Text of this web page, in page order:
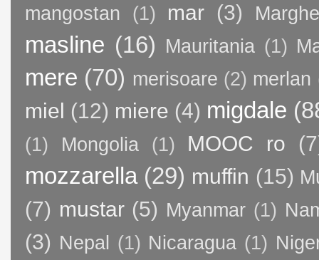
mangostan (1) mar (3)
masline (16) Mauritania (1)
mere (70) merisoare (2) merlan
miel (12) miere (4) migdale
(1) Mongolia (1) MOOC ro
mozzarella (29) muffin (15)
(7) mustar (5) Myanmar (1)
(3) Nepal (1) Nicaragua (1)